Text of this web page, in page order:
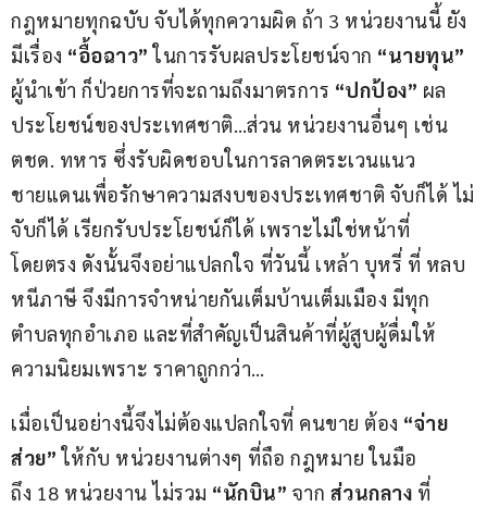
กฎหมายทุกฉบับ จับได้ทุกความผิด ถ้า 3 หน่วยงานนี้ ยัง
มีเรื่อง “อื้อฉาว” ในการรับผลประโยชน์จาก “นายทุน”
ผู้นำเข้า ก็ป่วยการที่จะถามถึงมาตรการ “ปกป้อง” ผล
ประโยชน์ของประเทศชาติ…ส่วน หน่วยงานอื่นๆ เช่น
ตชด. ทหาร ซึ่งรับผิดชอบในการลาดตระเวนแนว
ชายแดนเพื่อรักษาความสงบของประเทศชาติ จับก็ได้ ไม่
จับก็ได้ เรียกรับประโยชน์ก็ได้ เพราะไม่ใช่หน้าที่
โดยตรง ดังนั้นจึงอย่าแปลกใจ ที่วันนี้ เหล้า บุหรี่ ที่ หลบ
หนีภาษี จึงมีการจำหน่ายกันเต็มบ้านเต็มเมือง มีทุก
ตำบลทุกอำเภอ และที่สำคัญเป็นสินค้าที่ผู้สูบผู้ดื่มให้
ความนิยมเพราะ ราคาถูกกว่า…
เมื่อเป็นอย่างนี้จึงไม่ต้องแปลกใจที่ คนขาย ต้อง “จ่าย
ส่วย” ให้กับ หน่วยงานต่างๆ ที่ถือ กฎหมาย ในมือ
ถึง 18 หน่วยงาน ไม่รวม “นักบิน” จาก ส่วนกลาง ที่